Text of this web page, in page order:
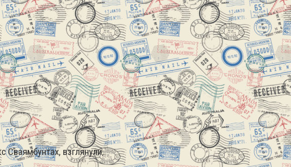
Сваямбунтах, взглянули,